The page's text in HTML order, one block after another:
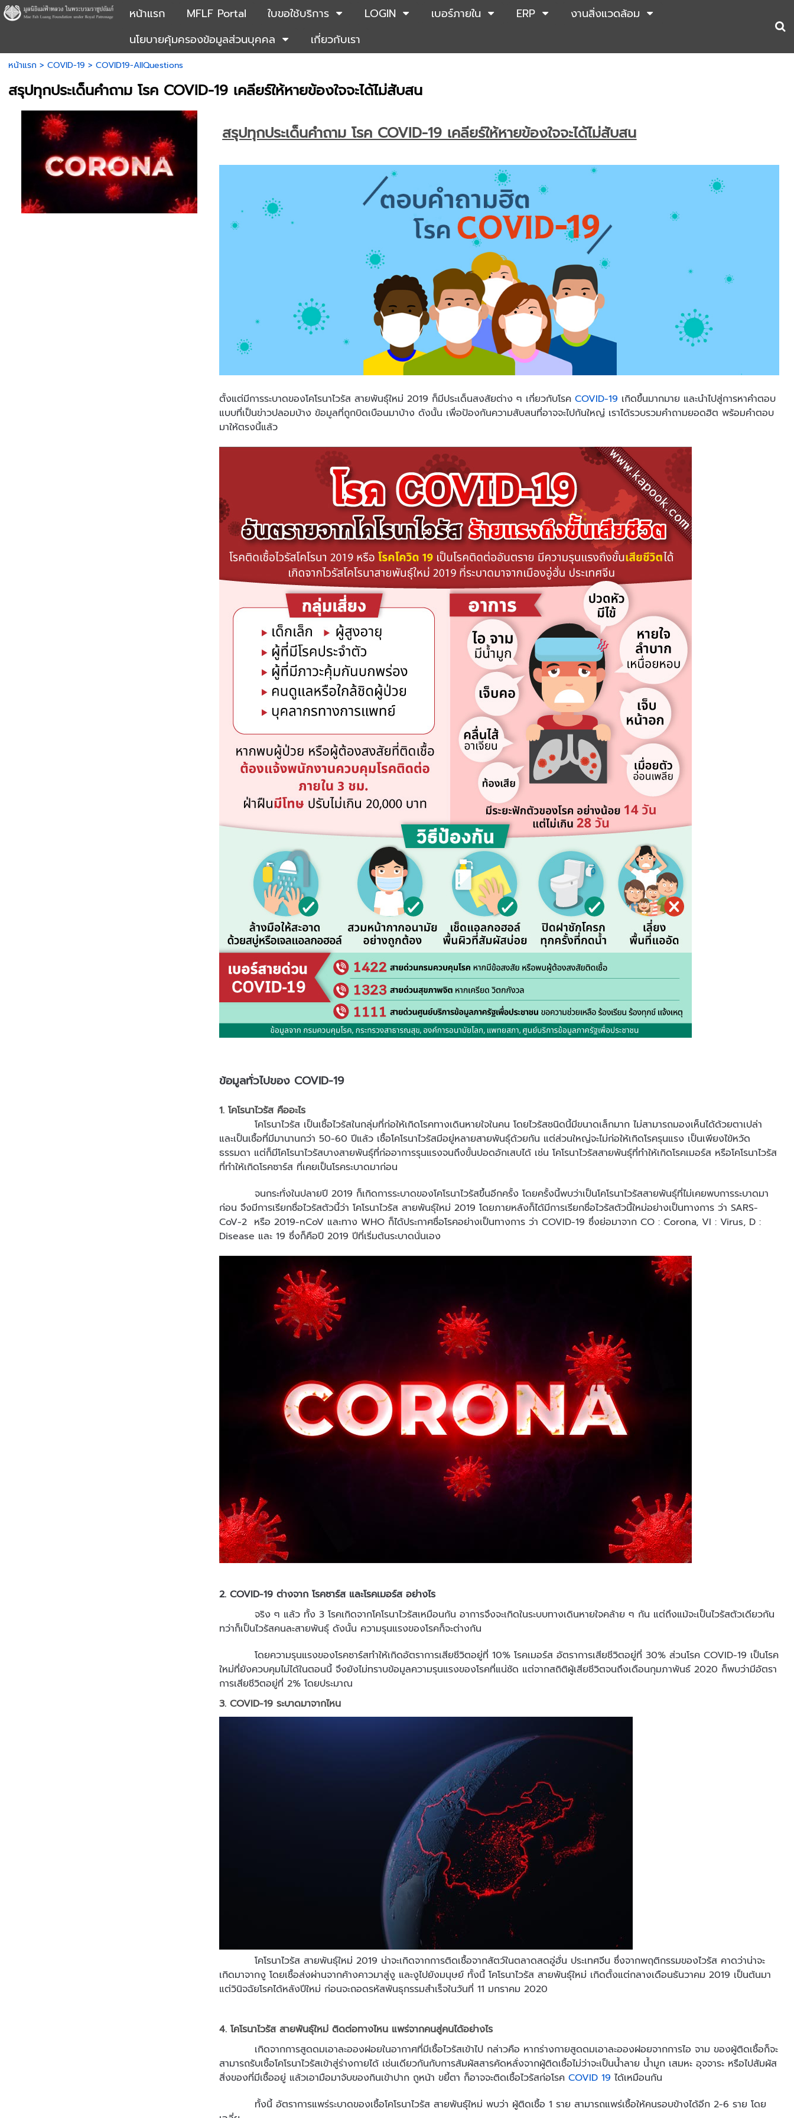
หน้าแรก MFLF Portal ใบขอใช้บริการ LOGIN เบอร์ภายใน ERP
งานสิ่งแวดล้อม
นโยบายคุ้มครองข้อมูลส่วนบุคคล
เกี่ยวกับเรา
หน้าแรก > COVID-19 > COVID19-AllQuestions
สรุปทุกประเด็นคำถาม โรค COVID-19 เคลียร์ให้หายข้องใจจะได้ไม่สับสน
สรุปทุกประเด็นคำถาม โรค COVID-19 เคลียร์ให้หายข้องใจจะได้ไม่สับสน
ตั้งแต่มีการระบาดของโคโรนาไวรัส สายพันธุ์ใหม่ 2019 ก็มีประเด็นสงสัยต่าง ๆ เกี่ยวกับโรคCOVID-19 เกิดขึ้นมากมาย และนำไปสู่การหาคำตอบ
แบบที่เป็นข่าวปลอมบ้าง ข้อมูลที่ถูกบิดเบือนมาบ้าง ดังนั้น เพื่อป้องกันความสับสนที่อาจจะไปกันใหญ่ เราได้รวบรวมคำถามยอดฮิต พร้อมคำตอบ
มาให้ตรงนี้แล้ว
ข้อมูลทั่วไปของ COVID-19
1. โคโรนาไวรัส คืออะไร
โคโรนาไวรัส เป็นเชื้อไวรัสในกลุ่มที่ก่อให้เกิดโรคทางเดินหายใจในคน โดยไวรัสชนิดนี้มีขนาดเล็กมาก ไม่สามารถมองเห็นได้ด้วยตาเปล่า
และเป็นเชื้อที่มีมานานกว่า 50-60 ปีแล้ว เชื้อโคโรนาไวรัสมีอยู่หลายสายพันธุ์ด้วยกัน แต่ส่วนใหญ่จะไม่ก่อให้เกิดโรครุนแรง เป็นเพียงไข้หวัด
ธรรมดา แต่ก็มีโคโรนาไวรัสบางสายพันธุ์ที่ก่ออาการรุนแรงจนถึงขั้นปอดอักเสบได้ เช่น โคโรนาไวรัสสายพันธุ์ที่ทำให้เกิดโรคเมอร์ส หรือโคโรนาไวรัส
ที่ทำให้เกิดโรคซาร์ส ที่เคยเป็นโรคระบาดมาก่อน
จนกระทั่งในปลายปี 2019 ก็เกิดการระบาดของโคโรนาไวรัสขึ้นอีกครั้ง โดยครั้งนี้พบว่าเป็นโคโรนาไวรัสสายพันธุ์ที่ไม่เคยพบการระบาดมา
ก่อน จึงมีการเรียกชื่อไวรัสตัวนี้ว่า โคโรนาไวรัส สายพันธุ์ใหม่ 2019 โดยภายหลังก็ได้มีการเรียกชื่อไวรัสตัวนี้ใหม่อย่างเป็นทางการ ว่า SARS-
CoV-2 หรือ 2019-nCoV และทาง WHO ก็ได้ประกาศชื่อโรคอย่างเป็นทางการ ว่า COVID-19 ซึ่งย่อมาจาก CO : Corona, VI : Virus, D :
Disease และ 19 ซึ่งก็คือปี 2019 ปีที่เริ่มต้นระบาดนั่นเอง
2. COVID-19 ต่างจาก โรคซาร์ส และโรคเมอร์ส อย่างไร
จริง ๆ แล้ว ทั้ง 3 โรคเกิดจากโคโรนาไวรัสเหมือนกัน อาการจึงจะเกิดในระบบทางเดินหายใจคล้าย ๆ กัน แต่ถึงแม้จะเป็นไวรัสตัวเดียวกัน
ทว่าก็เป็นไวรัสคนละสายพันธุ์ ดังนั้น ความรุนแรงของโรคก็จะต่างกัน
โดยความรุนแรงของโรคซาร์สทำให้เกิดอัตราการเสียชีวิตอยู่ที่ 10% โรคเมอร์ส อัตราการเสียชีวิตอยู่ที่ 30% ส่วนโรค COVID-19 เป็นโรค
ใหม่ที่ยังควบคุมไม่ได้ในตอนนี้ จึงยังไม่ทราบข้อมูลความรุนแรงของโรคที่แน่ชัด แต่จากสถิติผู้เสียชีวิตจนถึงเดือนกุมภาพันธ์ 2020 ก็พบว่ามีอัตรา
การเสียชีวิตอยู่ที่ 2% โดยประมาณ
3. COVID-19 ระบาดมาจากไหน
โคโรนาไวรัส สายพันธุ์ใหม่ 2019 น่าจะเกิดจากการติดเชื้อจากสัตว์ในตลาดสดอู่ฮั่น ประเทศจีน ซึ่งจากพฤติกรรมของไวรัส คาดว่าน่าจะ
เกิดมาจากงู โดยเชื้อส่งผ่านจากค้างคาวมาสู่งู และงูไปยังมนุษย์ ทั้งนี้ โคโรนาไวรัส สายพันธุ์ใหม่ เกิดตั้งแต่กลางเดือนธันวาคม 2019 เป็นต้นมา
แต่วินิจฉัยโรคได้หลังปีใหม่ ก่อนจะถอดรหัสพันธุกรรมสำเร็จในวันที่ 11 มกราคม 2020
4. โคโรนาไวรัส สายพันธุ์ใหม่ ติดต่อทางไหน แพร่จากคนสู่คนได้อย่างไร
เกิดจากการสูดดมเอาละอองฝอยในอากาศที่มีเชื้อไวรัสเข้าไป กล่าวคือ หากร่างกายสูดดมเอาละอองฝอยจากการไอ จาม ของผู้ติดเชื้อก็จะ
สามารถรับเชื้อโคโรนาไวรัสเข้าสู่ร่างกายได้ เช่นเดียวกันกับการสัมผัสสารคัดหลั่งจากผู้ติดเชื้อไม่ว่าจะเป็นน้ำลาย น้ำมูก เสมหะ อุจจาระ หรือไปสัมผัส
สิ่งของที่มีเชื้ออยู่ แล้วเอามือมาจับของกินเข้าปาก ถูหน้า ขยี้ตา ก็อาจจะติดเชื้อไวรัสก่อโรคCOVID 19 ได้เหมือนกัน
ทั้งนี้ อัตราการแพร่ระบาดของเชื้อโคโรนาไวรัส สายพันธุ์ใหม่ พบว่า ผู้ติดเชื้อ 1 ราย สามารถแพร่เชื้อให้คนรอบข้างได้อีก 2-6 ราย โดย